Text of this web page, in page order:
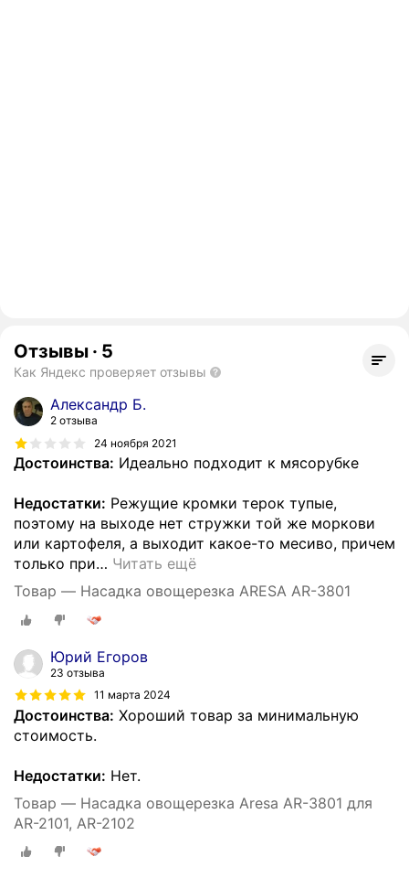
Отзывы · 5
Как Яндекс проверяет отзывы
Александр Б.
2 отзыва
24 ноября 2021
Достоинства: Идеально подходит к мясорубке
Недостатки: Режущие кромки терок тупые,
поэтому на выходе нет стружки той же моркови
или картофеля, а выходит какое-то месиво, причем
только при… Читать ещё
Товар — Насадка овощерезка ARESA AR-3801
Юрий Егоров
23 отзыва
11 марта 2024
Достоинства: Хороший товар за минимальную
стоимость.
Недостатки: Нет.
Товар — Насадка овощерезка Aresa AR-3801 для
AR-2101, AR-2102